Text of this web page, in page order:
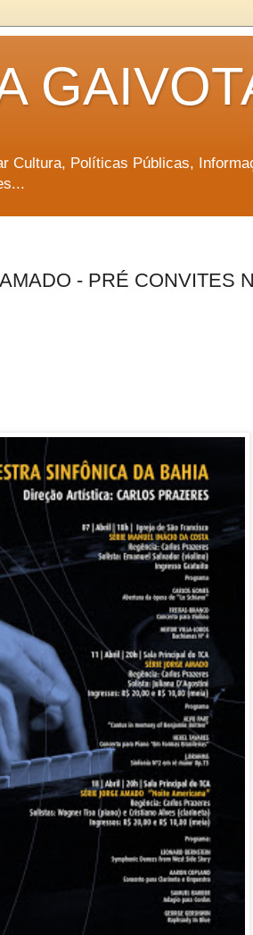
Cultura, Políticas Públicas,
- PRÉ CONVITES